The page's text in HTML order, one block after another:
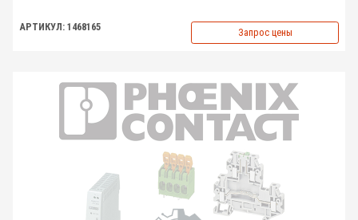
АРТИКУЛ: 1468165 Запрос цены